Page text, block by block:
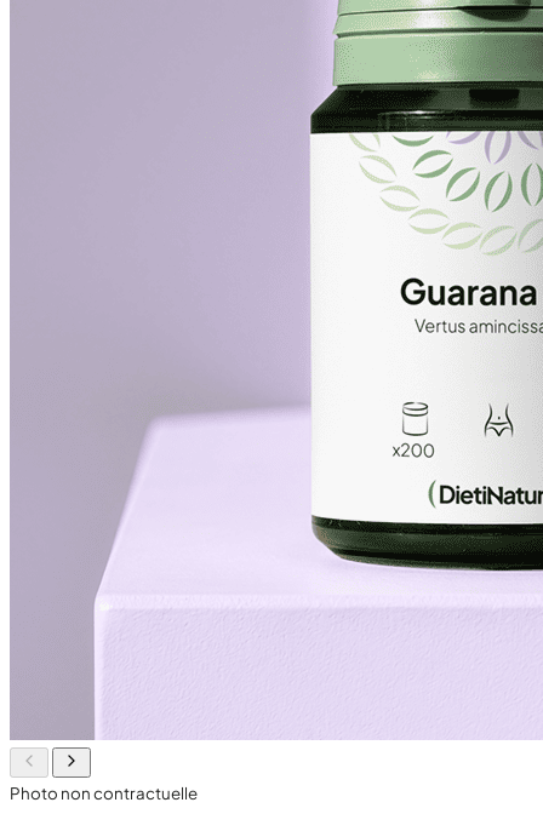
Photo non contractuelle